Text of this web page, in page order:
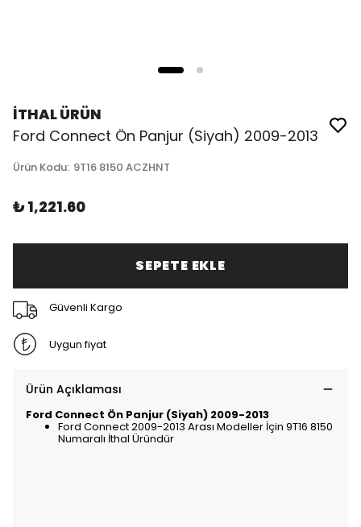
İTHAL ÜRÜN
Ford Connect Ön Panjur (Siyah) 2009-2013
Ürün Kodu: 9T16 8150 ACZHNT
₺ 1,221.60
SEPETE EKLE
Güvenli Kargo
Uygun fiyat
Ürün Açıklaması
Ford Connect Ön Panjur (Siyah) 2009-2013
Ford Connect 2009-2013 Arası Modeller İçin 9T16 8150
Numaralı İthal Üründür